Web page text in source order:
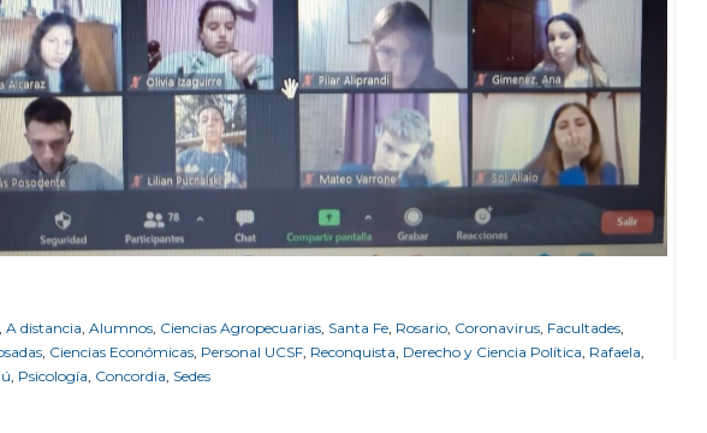
A distancia Alumnos Ciencias Agropecuarias Santa Fe Rosario Coronavirus Facultades
Ciencias Económicas Personal UCSF Reconquista Derecho y Ciencia Política Rafaela
Psicología Concordia Sedes